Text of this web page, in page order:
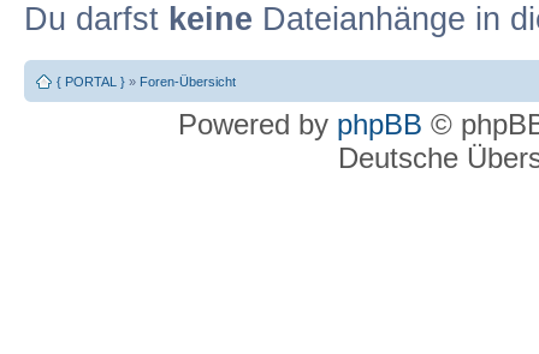
Du darfst keine Dateianhänge in
{ PORTAL } » Foren-Übersicht
Powered by phpBB ©
Deutsche